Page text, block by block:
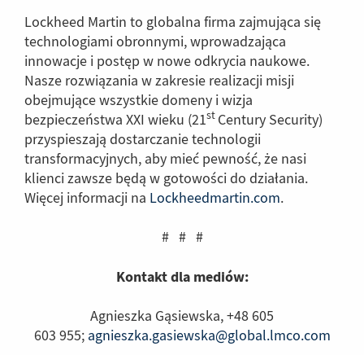
Lockheed Martin to globalna firma zajmująca się
technologiami obronnymi, wprowadzająca
innowacje i postęp w nowe odkrycia naukowe.
Nasze rozwiązania w zakresie realizacji misji
obejmujące wszystkie domeny i wizja
bezpieczeństwa XXI wieku (21st Century Security)
przyspieszają dostarczanie technologii
transformacyjnych, aby mieć pewność, że nasi
klienci zawsze będą w gotowości do działania.
Więcej informacji na Lockheedmartin.com(Link
.
# # #
Kontakt dla mediów:
Agnieszka Gąsiewska, +48 605
603 955; agnieszka.gasiewska@global.lmco.com